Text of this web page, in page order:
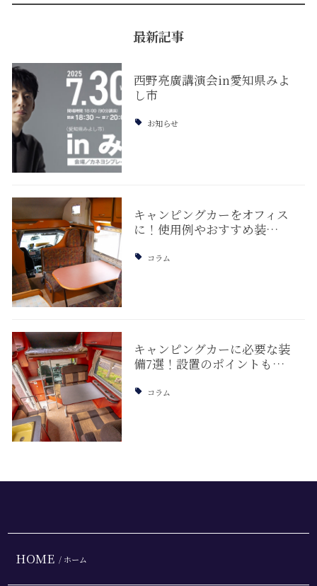
最新記事
西野亮廣講演会in愛知県みよ
し市
お知らせ
キャンピングカーをオフィス
に！使用例やおすすめ装…
コラム
キャンピングカーに必要な装
備7選！設置のポイントも…
コラム
HOME / ホーム